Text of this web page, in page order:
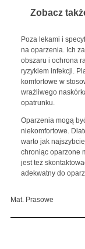
Zobacz
Poza lekami i
na oparzenia. Ich
obszaru i ochrona
ryzykiem infekcji.
komfortowe w
wrażliwego
opatrunku.
Oparzenia mogą
niekomfortowe.
warto jak
chroniąc oparzone
jest też
adekwatny do
Mat. Prasowe